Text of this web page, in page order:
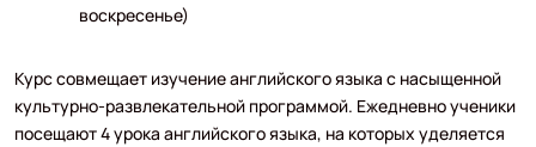
воскресенье)
Курс совмещает изучение английского языка с насыщенной
культурно-развлекательной программой. Ежедневно ученики
посещают 4 урока английского языка, на которых уделяется